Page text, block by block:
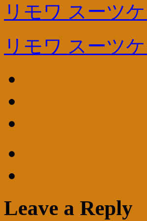
リモワ スーツ
リモワ スーツ
Leave a Reply